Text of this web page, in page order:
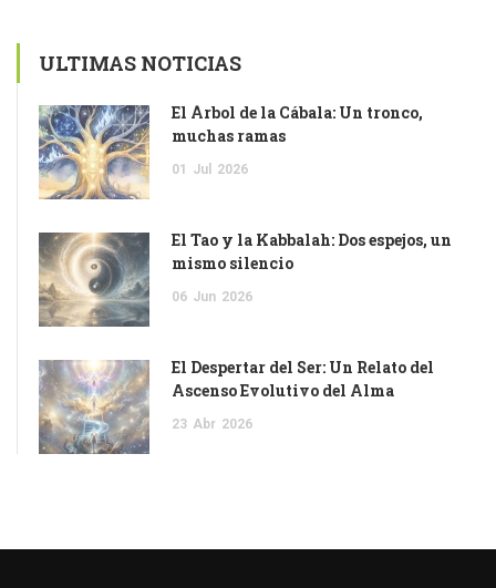
ULTIMAS NOTICIAS
El Árbol de la Cábala: Un tronco,
muchas ramas
01 Jul 2026
El Tao y la Kabbalah: Dos espejos, un
mismo silencio
06 Jun 2026
El Despertar del Ser: Un Relato del
Ascenso Evolutivo del Alma
23 Abr 2026